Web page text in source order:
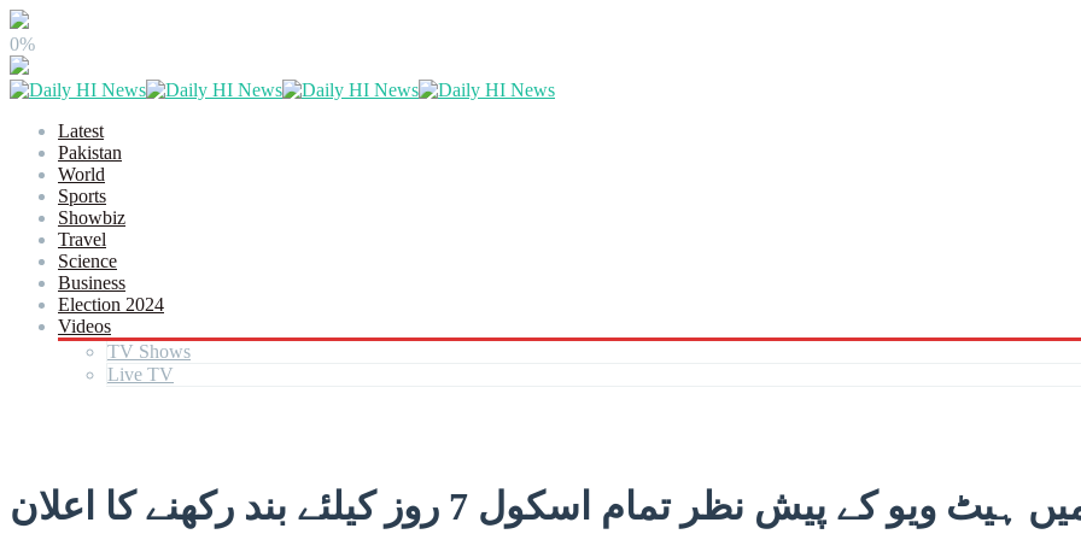
0%
Latest
Pakistan
World
Sports
Showbiz
Travel
Science
Business
Election 2024
Videos
TV Shows
Live TV
ویو کے پیش نظر تمام اسکول 7 روز کیلئے بند رکھنے کا اعلان